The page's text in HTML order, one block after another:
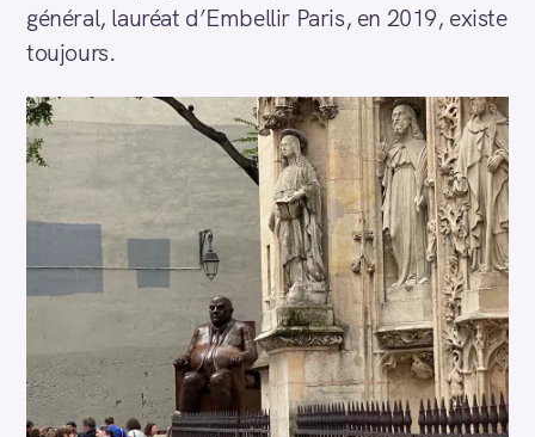
général, lauréat d’Embellir Paris, en 2019, existe
toujours.